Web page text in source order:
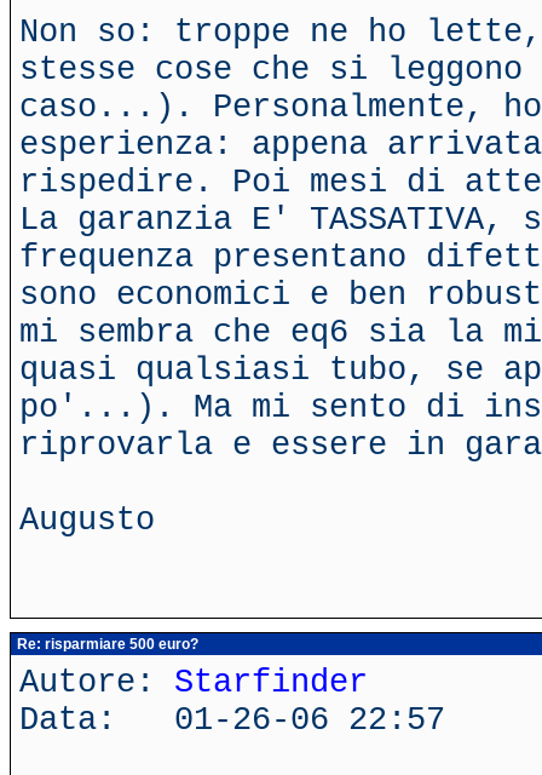
Non so: troppe ne ho
stesse cose che si leggono
caso...). Personalmente,
esperienza: appena
rispedire. Poi mesi di
La garanzia E'
frequenza presentano
sono economici e ben
mi sembra che eq6 sia la
quasi qualsiasi tubo, se
po'...). Ma mi sento di
riprovarla e essere in
Augusto
Re: risparmiare 500 euro?
Autore: Starfinder
Data: 01-26-06 22:57